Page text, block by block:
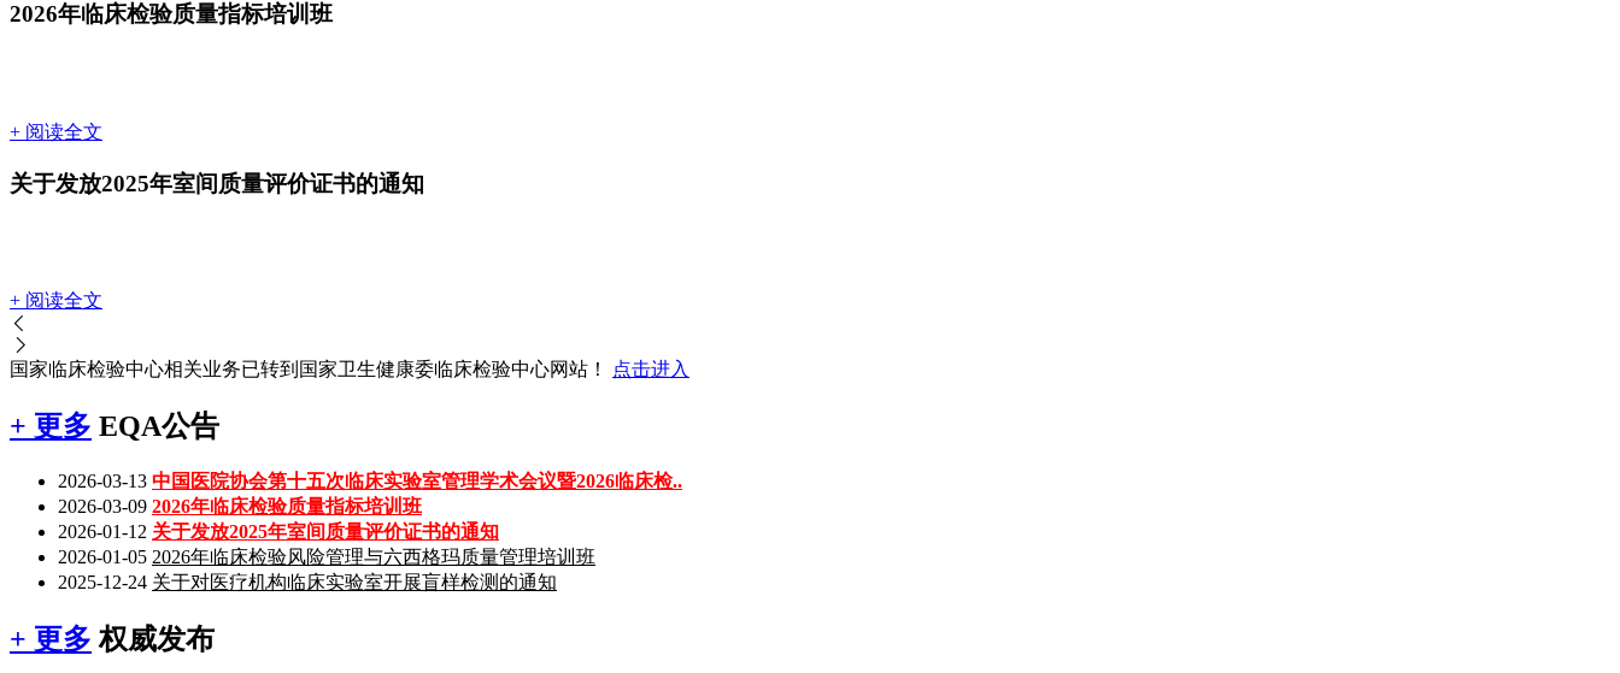
2026年临床检验质量指标培训班
+ 阅读全文
关于发放2025年室间质量评价证书的通知
+ 阅读全文
国家临床检验中心相关业务已转到国家卫生健康委临床检验中心网站！ 点击进入
+ 更多 EQA公告
2026-03-13 中国医院协会第十五次临床实验室管理学术会议暨2026临床检..
2026-03-09 2026年临床检验质量指标培训班
2026-01-12 关于发放2025年室间质量评价证书的通知
2026-01-05 2026年临床检验风险管理与六西格玛质量管理培训班
2025-12-24 关于对医疗机构临床实验室开展盲样检测的通知
+ 更多 权威发布